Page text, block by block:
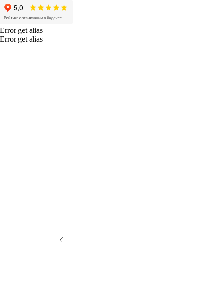
Error get alias
Error get alias